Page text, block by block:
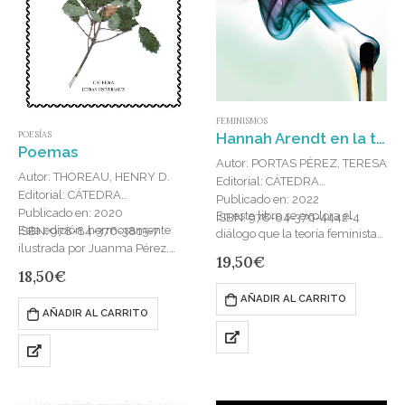
POESÍAS
Poemas
Autor: THOREAU, HENRY D.
Editorial: CÁTEDRA
Publicado en: 2020
ISBN: 978-84-376-3815-7
Esta edición, hermosamente
ilustrada por Juanma Pérez,
castellano todos los poemas de
Thoreau, gran conocedor de la
tradición…
18,50€
AÑADIR AL CARRITO
FEMINISMOS
Hannah Arendt en la teoría feminista contemporánea
Autor: PORTAS PÉREZ, TERESA
Editorial: CÁTEDRA
Publicado en: 2022
ISBN: 978-84-376-4442-4
En este libro se explora el
diálogo que la teoría feminista
Arendt, una pensadora que se
había manifestado
explícitamente…
19,50€
AÑADIR AL CARRITO